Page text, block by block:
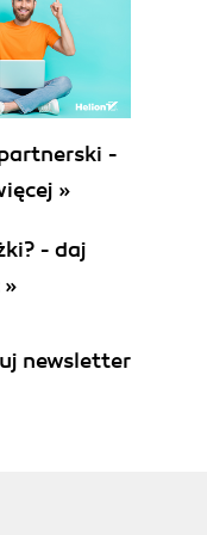
(stretch
zbiórki (93)
nagród (100)
(101)
(121)
(136)
-
»
- daj
»
newsletter